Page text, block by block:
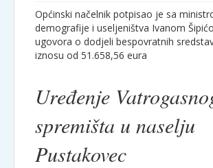
Općinski načelnik potpisao je sa
demografije i useljeništva Ivanom
ugovora o dodjeli bespovratnih
iznosu od 51.658,56 eura
Uređenje
spremišta u naselju
Pustakovec